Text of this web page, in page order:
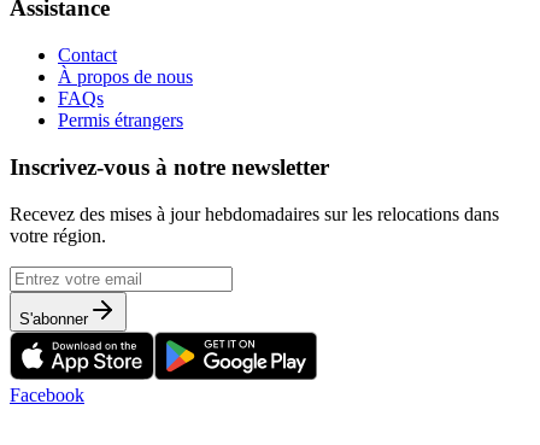
Assistance
Contact
À propos de nous
FAQs
Permis étrangers
Inscrivez-vous à notre newsletter
Recevez des mises à jour hebdomadaires sur les relocations dans
votre région.
S'abonner
Facebook